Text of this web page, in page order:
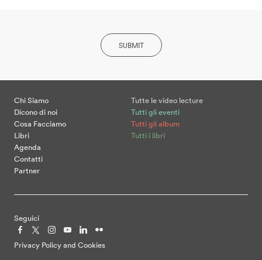
SUBMIT
Chi Siamo
Dicono di noi
Cosa Facciamo
Libri
Agenda
Contatti
Partner
Tutte le video lecture
Tutti gli eventi
Tutti gli album
Tutti i libri
Seguici
Privacy Policy and Cookies